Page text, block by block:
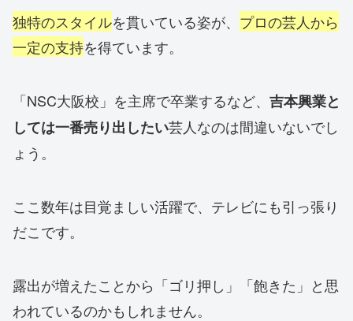
独特のスタイルを貫いている姿が、 プロの芸人から
一定の支持を得ています。
「NSC大阪校」を主席で卒業するなど、 吉本興業と
しては一番売り出したい芸人なのは間違いないでし
ょう。
ここ数年は目覚ましい活躍で、テレビにも引っ張り
だこです。
露出が増えたことから「ゴリ押し」「飽きた」と思
われているのかもしれません。